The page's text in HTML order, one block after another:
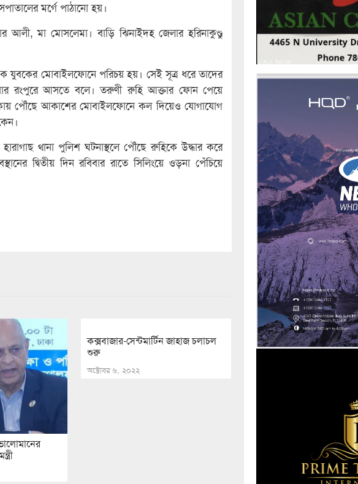
মর্গে পাঠানো হয়।
মা মোসলেমা। বাড়ি ঝিনাইদহ জেলার হরিনাকুণ্ডু
যুবকের মোবাইলফোনে পরিচয় হয়। সেই সূত্র ধরে তাদের
রংপুরে আসতে বলে। তরুণী রুহি আক্তার ফোন পেয়ে
পৌঁছে আকাশের মোবাইলফোনে কল দিয়েও যোগাযোগ
থানা পুলিশ ঘটনাস্থলে পৌঁছে রুহিকে উদ্ধার করে
দ্বিতীয় দিন রবিবার রাতে সিলিংয়ে ওড়না পেঁচিয়ে
কক্সবাজার-সেন্টমার্টিন জাহাজ চলাচল
শুরু
অক্টোবর ৬, ২০২২